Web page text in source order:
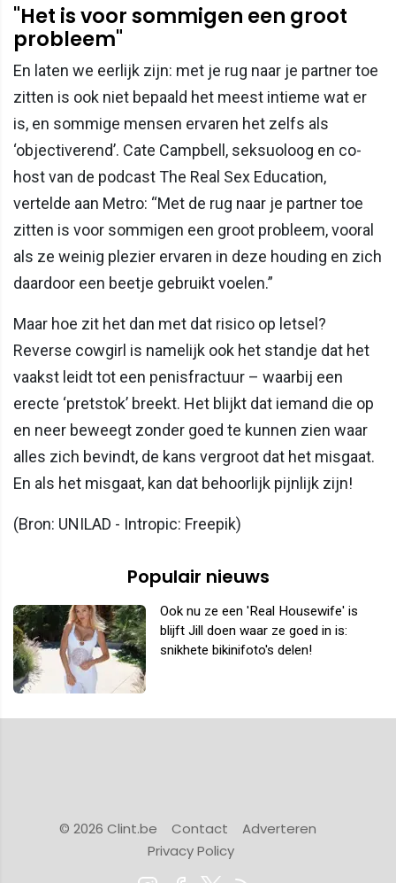
"Het is voor sommigen een groot
probleem"
En laten we eerlijk zijn: met je rug naar je partner toe
zitten is ook niet bepaald het meest intieme wat er
is, en sommige mensen ervaren het zelfs als
‘objectiverend’. Cate Campbell, seksuoloog en co-
host van de podcast The Real Sex Education,
vertelde aan Metro: “Met de rug naar je partner toe
zitten is voor sommigen een groot probleem, vooral
als ze weinig plezier ervaren in deze houding en zich
daardoor een beetje gebruikt voelen.”
Maar hoe zit het dan met dat risico op letsel?
Reverse cowgirl is namelijk ook het standje dat het
vaakst leidt tot een penisfractuur – waarbij een
erecte ‘pretstok’ breekt. Het blijkt dat iemand die op
en neer beweegt zonder goed te kunnen zien waar
alles zich bevindt, de kans vergroot dat het misgaat.
En als het misgaat, kan dat behoorlijk pijnlijk zijn!
(Bron: UNILAD - Intropic: Freepik)
Populair nieuws
Ook nu ze een 'Real Housewife' is
blijft Jill doen waar ze goed in is:
snikhete bikinifoto's delen!
© 2026 Clint.be Contact
Adverteren
Privacy Policy